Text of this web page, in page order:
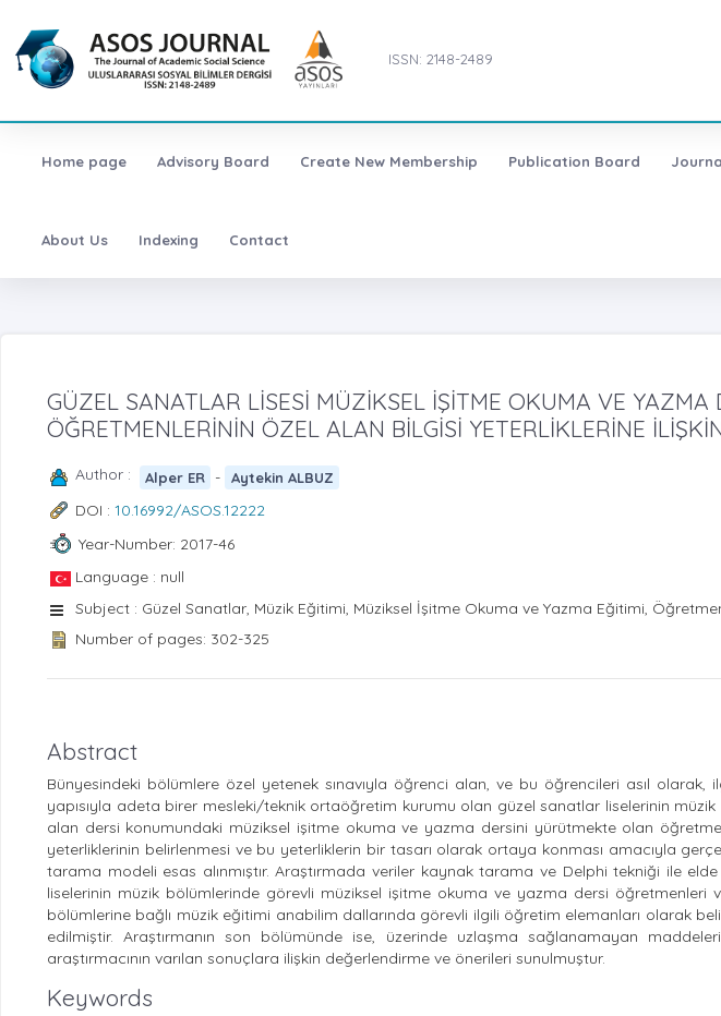
ISSN: 2148-2489
Home page Advisory Board Create New Membership Publication Board
About Us Indexing Contact
GÜZEL SANATLAR LİSESİ MÜZİKSEL İŞİTME OKUMA VE YAZMA
ÖĞRETMENLERİNİN ÖZEL ALAN BİLGİSİ YETERLİKLERİNE
Author : Alper ER - Aytekin ALBUZ
DOI : 10.16992/ASOS.12222
Year-Number: 2017-46
Language : null
Subject : Güzel Sanatlar, Müzik Eğitimi, Müziksel İşitme Okuma ve Yazma Eğitimi,
Number of pages: 302-325
Abstract
Bünyesindeki bölümlere özel yetenek sınavıyla öğrenci alan, ve bu öğrencileri asıl olarak,
yapısıyla adeta birer mesleki/teknik ortaöğretim kurumu olan güzel sanatlar liselerinin
alan dersi konumundaki müziksel işitme okuma ve yazma dersini yürütmekte olan
yeterliklerinin belirlenmesi ve bu yeterliklerin bir tasarı olarak ortaya konması amacıyla
tarama modeli esas alınmıştır. Araştırmada veriler kaynak tarama ve Delphi tekniği ile
liselerinin müzik bölümlerinde görevli müziksel işitme okuma ve yazma dersi
bölümlerine bağlı müzik eğitimi anabilim dallarında görevli ilgili öğretim elemanları olarak
edilmiştir. Araştırmanın son bölümünde ise, üzerinde uzlaşma sağlanamayan
araştırmacının varılan sonuçlara ilişkin değerlendirme ve önerileri sunulmuştur.
Keywords